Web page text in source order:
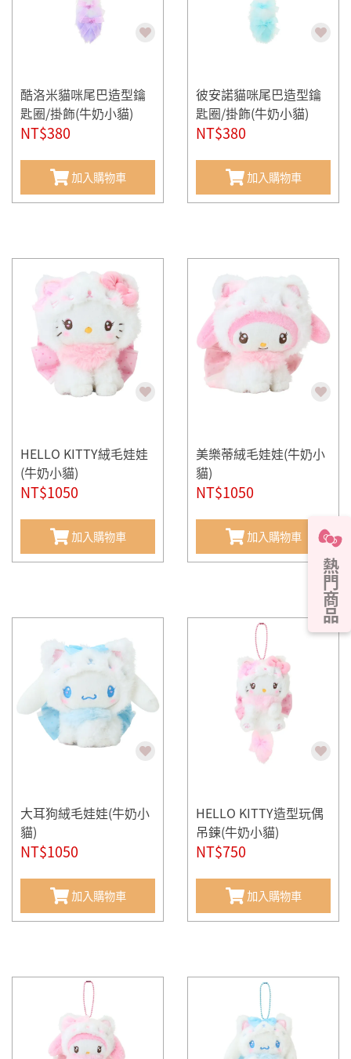
熱門商品
酷洛米貓咪尾巴造型鑰
匙圈/掛飾(牛奶小貓)
NT$380
加入購物車
彼安諾貓咪尾巴造型鑰
匙圈/掛飾(牛奶小貓)
NT$380
加入購物車
HELLO KITTY絨毛娃娃
(牛奶小貓)
NT$1050
加入購物車
美樂蒂絨毛娃娃(牛奶小
貓)
NT$1050
加入購物車
大耳狗絨毛娃娃(牛奶小
貓)
NT$1050
加入購物車
HELLO KITTY造型玩偶
吊鍊(牛奶小貓)
NT$750
加入購物車